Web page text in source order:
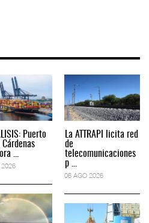
Puerto
Cárdenas
...
2026
La ATTRAPI licita red
de
telecomunicaciones
p ...
06 AGO 2026